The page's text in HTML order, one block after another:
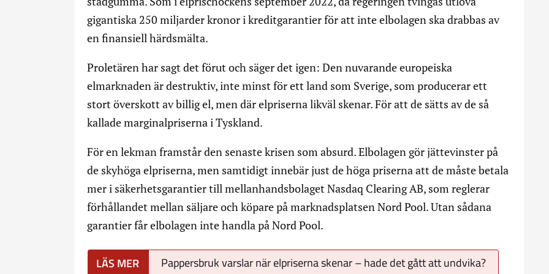
gigantiska 250 miljarder kronor i kreditgarantier för att inte elbolagen ska drabbas av
en finansiell härdsmälta.
Proletären har sagt det förut och säger det igen: Den nuvarande europeiska
elmarknaden är destruktiv, inte minst för ett land som Sverige, som producerar ett
stort överskott av billig el, men där elpriserna likväl skenar. För att de sätts av de så
kallade marginalpriserna i Tyskland.
För en lekman framstår den senaste krisen som absurd. Elbolagen gör jättevinster på
de skyhöga elpriserna, men samtidigt innebär just de höga priserna att de måste betala
mer i säkerhetsgarantier till mellanhandsbolaget Nasdaq Clearing AB, som reglerar
förhållandet mellan säljare och köpare på marknadsplatsen Nord Pool. Utan sådana
garantier får elbolagen inte handla på Nord Pool.
Pappersbruk varslar när elpriserna skenar – hade det gått att undvika?